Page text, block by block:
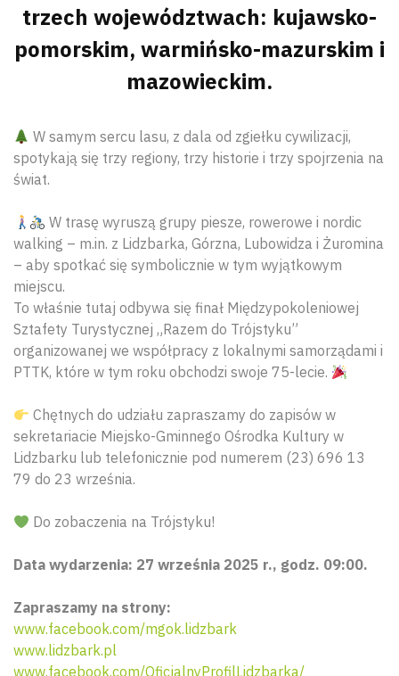
trzech województwach: kujawsko-
pomorskim, warmińsko-mazurskim i
mazowieckim.
W samym sercu lasu, z dala od zgiełku cywilizacji,
spotykają się trzy regiony, trzy historie i trzy spojrzenia na
świat.
W trasę wyruszą grupy piesze, rowerowe i nordic
walking – m.in. z Lidzbarka, Górzna, Lubowidza i Żuromina
– aby spotkać się symbolicznie w tym wyjątkowym
miejscu.
To właśnie tutaj odbywa się finał Międzypokoleniowej
Sztafety Turystycznej „Razem do Trójstyku”
organizowanej we współpracy z lokalnymi samorządami i
PTTK, które w tym roku obchodzi swoje 75-lecie.
Chętnych do udziału zapraszamy do zapisów w
sekretariacie Miejsko-Gminnego Ośrodka Kultury w
Lidzbarku lub telefonicznie pod numerem (23) 696 13
79 do 23 września.
Do zobaczenia na Trójstyku!
Data wydarzenia: 27 września 2025 r., godz. 09:00.
Zapraszamy na strony:
www.facebook.com/mgok.lidzbark
www.lidzbark.pl
www.facebook.com/OficjalnyProfilLidzbarka/